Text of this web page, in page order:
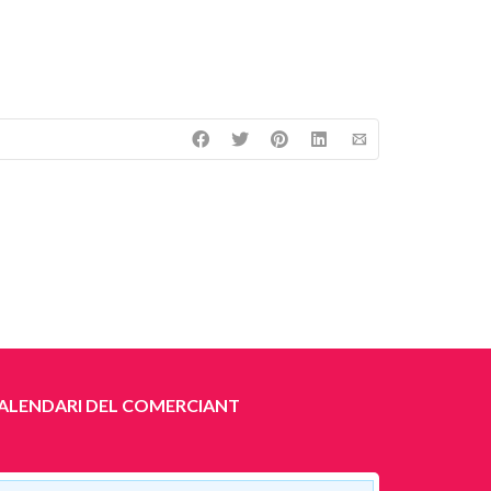
DEL COMERCIANT